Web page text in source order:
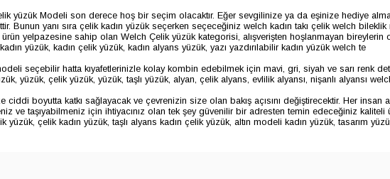
yüzük Modeli son derece hoş bir seçim olacaktır. Eğer sevgilinize ya da eşinize hediye
Bunun yanı sıra çelik kadın yüzük seçerken seçeceğiniz welch kadın takı çelik welch
yelpazesine sahip olan Welch Çelik yüzük kategorisi, alışverişten hoşlanmayan bireylerin
yüzük, kadın çelik yüzük, kadın alyans yüzük, yazı yazdırılabilir kadın yüzük welch te
seçebilir hatta kıyafetlerinizle kolay kombin edebilmek için mavi, gri, siyah ve sarı renk
yüzük, çelik yüzük, yüzük, taşlı yüzük, alyan, çelik alyans, evlilik alyansı, nişanlı alyansı
boyutta katkı sağlayacak ve çevrenizin size olan bakış açısını değiştirecektir. Her insan
ve taşıyabilmeniz için ihtiyacınız olan tek şey güvenilir bir adresten temin edeceğiniz kaliteli
yüzük, çelik kadın yüzük, taşlı alyans kadın çelik yüzük, altın modeli kadın yüzük, tasarım